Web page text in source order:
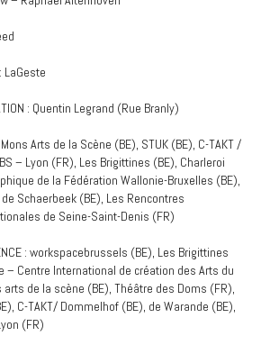
LaGeste
: Quentin Legrand (Rue Branly)
Mons Arts de la Scène (BE), STUK (BE), C-TAKT /
– Lyon (FR), Les Brigittines (BE), Charleroi
de la Fédération Wallonie-Bruxelles (BE),
Schaerbeek (BE), Les Rencontres
de Seine-Saint-Denis (FR)
: workspacebrussels (BE), Les Brigittines
– Centre International de création des Arts du
arts de la scène (BE), Théâtre des Doms (FR),
C-TAKT/ Dommelhof (BE), de Warande (BE),
(FR)